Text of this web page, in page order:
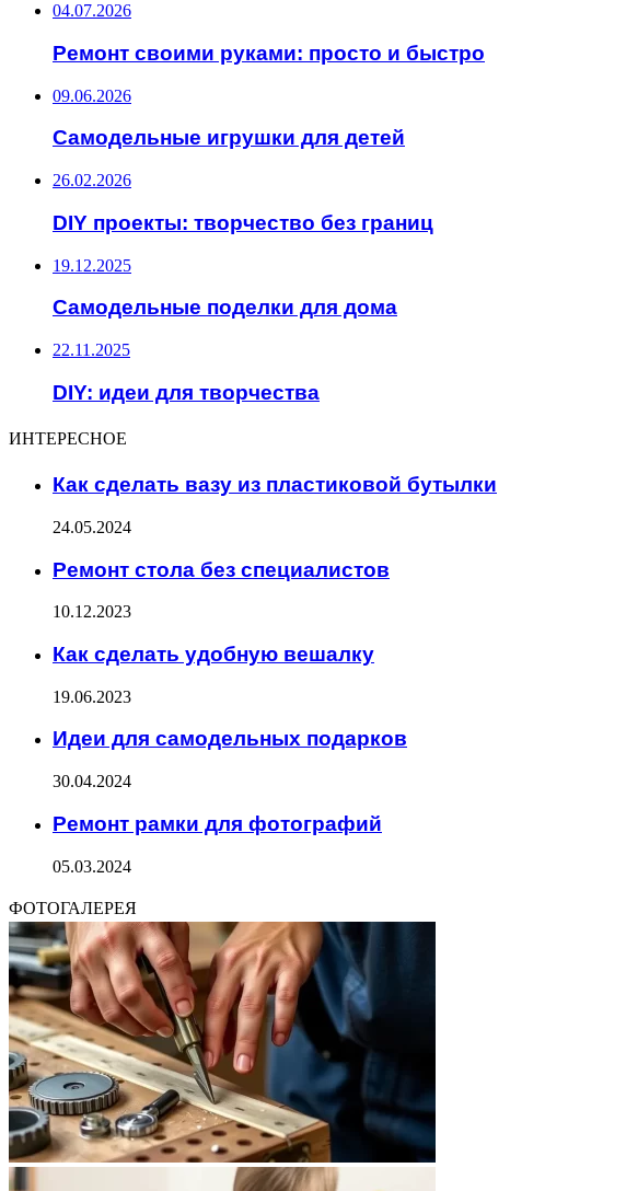
04.07.2026
Ремонт своими руками: просто и быстро
09.06.2026
Самодельные игрушки для детей
26.02.2026
DIY проекты: творчество без границ
19.12.2025
Самодельные поделки для дома
22.11.2025
DIY: идеи для творчества
ИНТЕРЕСНОЕ
Как сделать вазу из пластиковой бутылки
24.05.2024
Ремонт стола без специалистов
10.12.2023
Как сделать удобную вешалку
19.06.2023
Идеи для самодельных подарков
30.04.2024
Ремонт рамки для фотографий
05.03.2024
ФОТОГАЛЕРЕЯ